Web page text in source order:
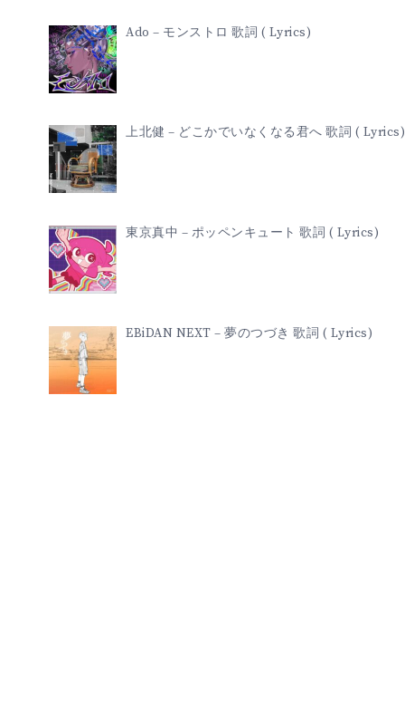
Ado – モンストロ 歌詞 ( Lyrics)
上北健 – どこかでいなくなる君へ 歌詞 ( Lyrics)
東京真中 – ポッペンキュート 歌詞 ( Lyrics)
EBiDAN NEXT – 夢のつづき 歌詞 ( Lyrics)